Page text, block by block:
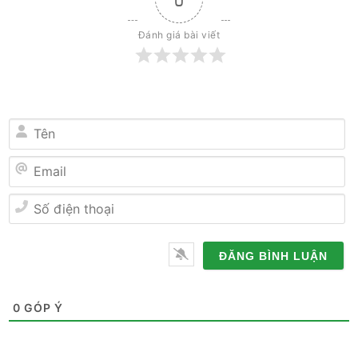
Đánh giá bài viết
Tên
Email
0 GÓP Ý